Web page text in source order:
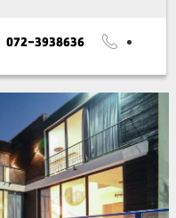
072-3938636